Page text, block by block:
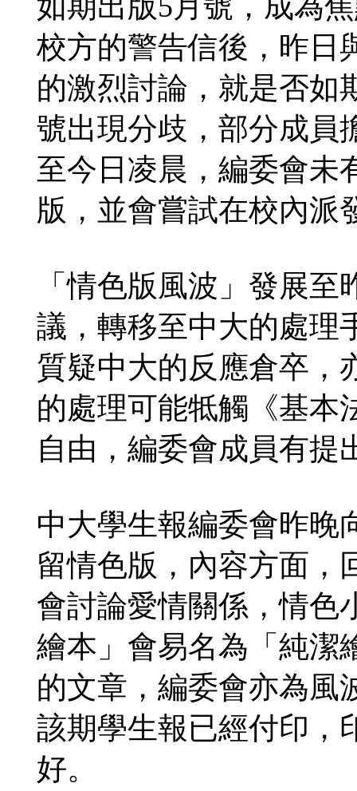
校方的警告信後，昨日
的激烈討論，就是否如
號出現分歧，部分成員
至今日凌晨，編委會未
版，並會嘗試在校內派
「情色版風波」發展
議，轉移至中大的處理
質疑中大的反應倉卒，
的處理可能牴觸《基本
自由，編委會成員有提
中大學生報編委會昨晚
留情色版，內容方面，
會討論愛情關係，情色
繪本」會易名為「純潔
的文章，編委會亦為風
該期學生報已經付印，
好。